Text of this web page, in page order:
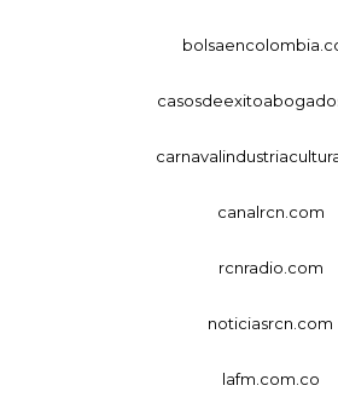
canalrcn.com
rcnradio.com
noticiasrcn.com
lafm.com.co